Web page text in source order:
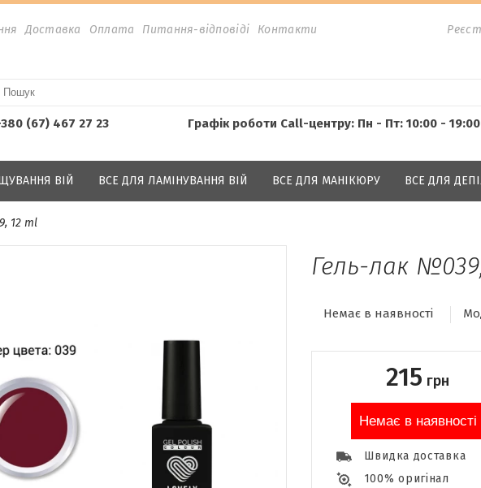
Доставка Оплата Питання-відповіді Контакти
(67) 467 27 23 Графік роботи Call-центру: Пн - Пт: 10:00 -
ВІЙ ВСЕ ДЛЯ ЛАМІНУВАННЯ ВІЙ ВСЕ ДЛЯ МАНІКЮРУ ВСЕ ДЛЯ
12 ml
Гель-лак
Немає в наявності
215 грн
Немає в наявності
Швидка доставка
100% оригінал